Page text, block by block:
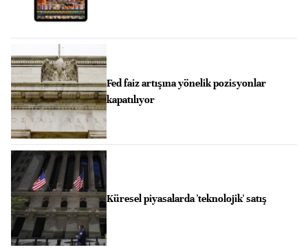
Fed faiz artışına yönelik pozisyonlar
kapatılıyor
Küresel piyasalarda 'teknolojik' satış